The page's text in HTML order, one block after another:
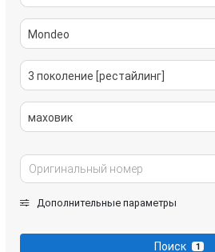
Mondeo
3 поколение [рестайлинг]
маховик
Дополнительные параметры
Поиск 1